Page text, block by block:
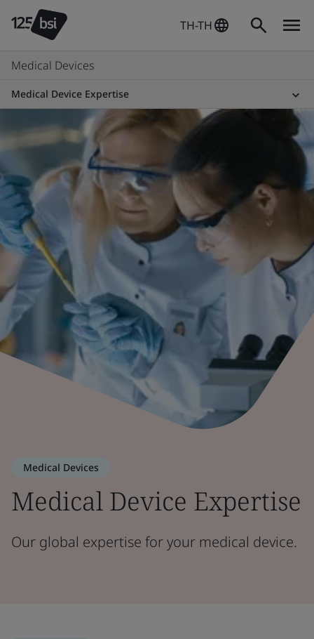
TH-TH
Medical Devices
Medical Device Expertise
Medical Devices
Medical Device Expertise
Our global expertise for your medical device.